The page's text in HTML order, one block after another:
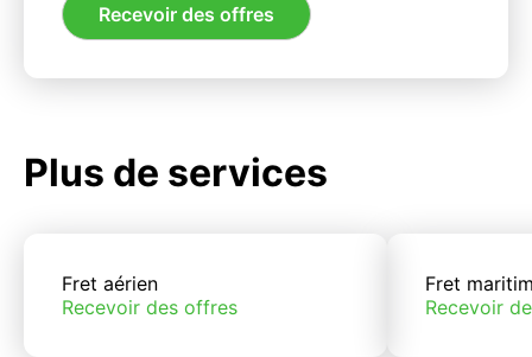
Recevoir des offres
Plus de services
Fret aérien
Recevoir des offres
Fret
Recevoir